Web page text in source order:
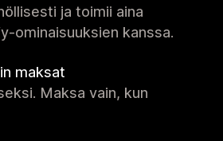
ja toimii aina
ominaisuuksien kanssa.
maksat
Maksa vain, kun